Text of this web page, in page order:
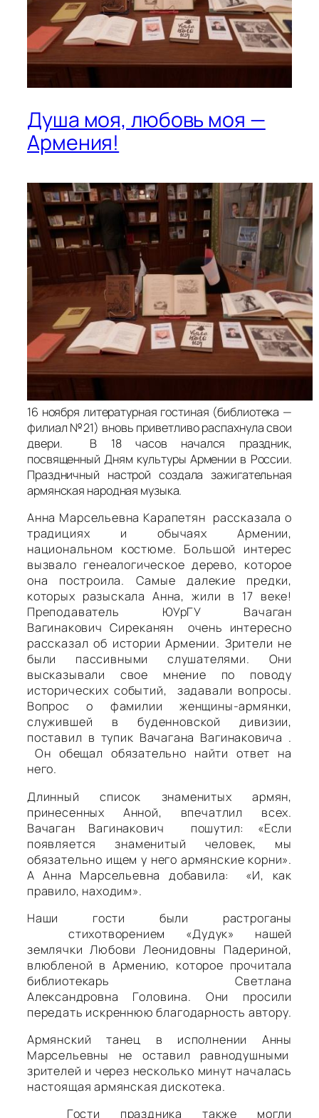
Душа моя, любовь моя —
Армения!
16 ноября литературная гостиная (библиотека —
филиал №21) вновь приветливо распахнула свои
двери. В 18 часов начался праздник,
посвященный Дням культуры Армении в России.
Праздничный настрой создала зажигательная
армянская народная музыка.
Анна Марсельевна Карапетян рассказала о
традициях и обычаях Армении,
национальном костюме. Большой интерес
вызвало генеалогическое дерево, которое
она построила. Самые далекие предки,
которых разыскала Анна, жили в 17 веке!
Преподаватель ЮУрГУ Вачаган
Вагинакович Сиреканян очень интересно
рассказал об истории Армении. Зрители не
были пассивными слушателями. Они
высказывали свое мнение по поводу
исторических событий, задавали вопросы.
Вопрос о фамилии женщины-армянки,
служившей в буденновской дивизии,
поставил в тупик Вачагана Вагинаковича .
Он обещал обязательно найти ответ на
него.
Длинный список знаменитых армян,
принесенных Анной, впечатлил всех.
Вачаган Вагинакович пошутил: «Если
появляется знаменитый человек, мы
обязательно ищем у него армянские корни».
А Анна Марсельевна добавила: «И, как
правило, находим».
Наши гости были растроганы
стихотворением «Дудук» нашей
землячкиЛюбови Леонидовны Падериной,
влюбленой в Армению, которое прочитала
библиотекарь Светлана
Александровна Головина. Они просили
передать искреннюю благодарность автору.
Армянский танец в исполнении Анны
Марсельевны не оставил равнодушными
зрителей и через несколько минут началась
настоящая армянская дискотека.
Гости праздника также могли